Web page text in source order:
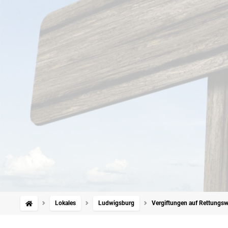
Lokales Ludwigsburg Vergiftungen auf